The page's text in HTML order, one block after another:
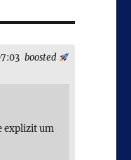
boosted
explizit um